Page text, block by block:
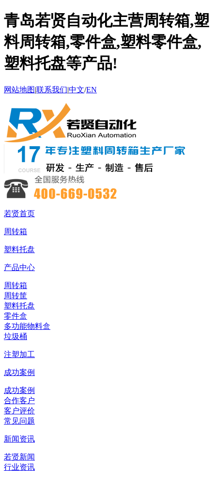
青岛若贤自动化主营周转箱,塑
料周转箱,零件盒,塑料零件盒,
塑料托盘等产品!
网站地图|联系我们|中文/EN
若贤首页
周转箱
塑料托盘
产品中心
周转箱
周转筐
塑料托盘
零件盒
多功能物料盒
垃圾桶
注塑加工
成功案例
成功案例
合作客户
客户评价
常见问题
新闻资讯
若贤新闻
行业资讯